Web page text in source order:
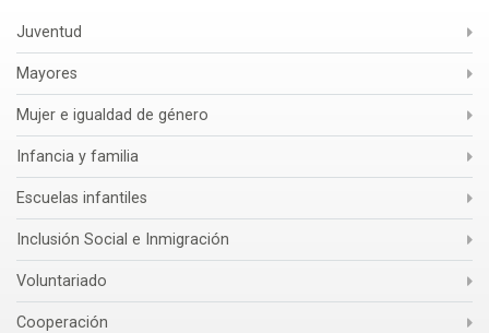
Juventud
Mayores
Mujer e igualdad de género
Infancia y familia
Escuelas infantiles
Inclusión Social e Inmigración
Voluntariado
Cooperación